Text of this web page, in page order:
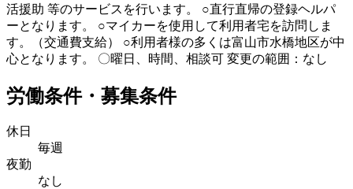
活援助 等のサービスを行います。 ○直行直帰の登録ヘルパ
ーとなります。 ○マイカーを使用して利用者宅を訪問しま
す。（交通費支給） ○利用者様の多くは富山市水橋地区が中
心となります。 〇曜日、時間、相談可 変更の範囲：なし
労働条件・募集条件
休日
毎週
夜勤
なし